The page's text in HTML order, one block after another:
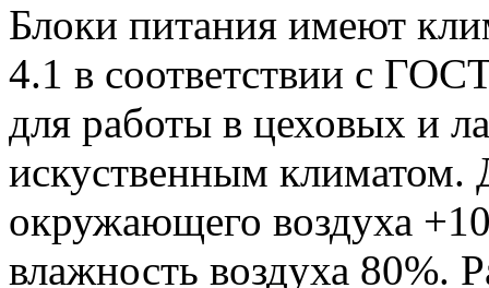
Блоки питания имеют
4.1 в соответствии с
для работы в цеховых и
искуственным климатом.
окружающего воздуха
влажность воздуха 80%.